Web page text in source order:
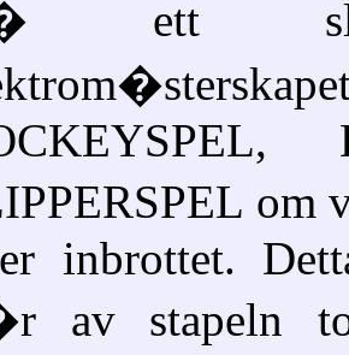
ett
inbrottet.
av stapeln